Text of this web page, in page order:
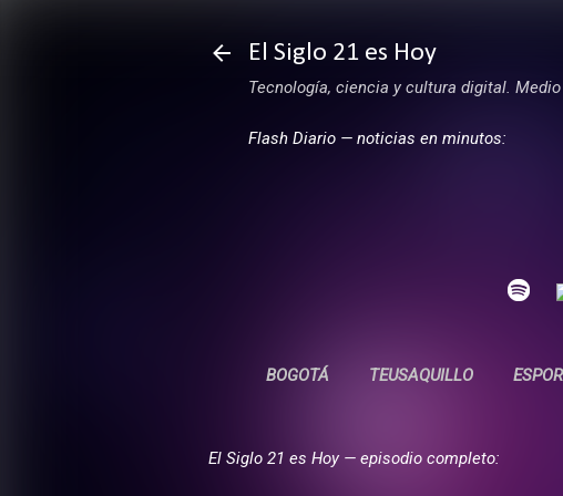
El Siglo 21 es Hoy
Tecnología, ciencia y cultura digital.
Flash Diario — noticias en minutos:
BOGOTÁ TEUSAQUILLO
El Siglo 21 es Hoy — episodio completo: